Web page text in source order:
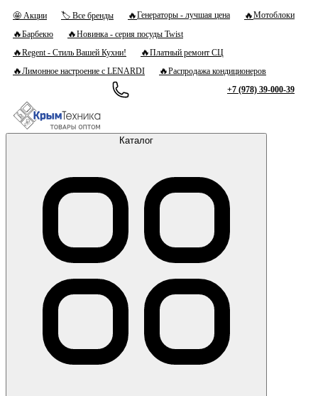
🤩 Акции 🏷 Все бренды 🔥Генераторы - лучшая цена 🔥Мотоблоки
🔥Барбекю 🔥Новинка - серия посуды Twist
🔥Regent - Стиль Вашей Кухни! 🔥Платный ремонт СЦ
🔥Лимонное настроение с LENARDI 🔥Распродажа кондиционеров
+7 (978) 39-000-39